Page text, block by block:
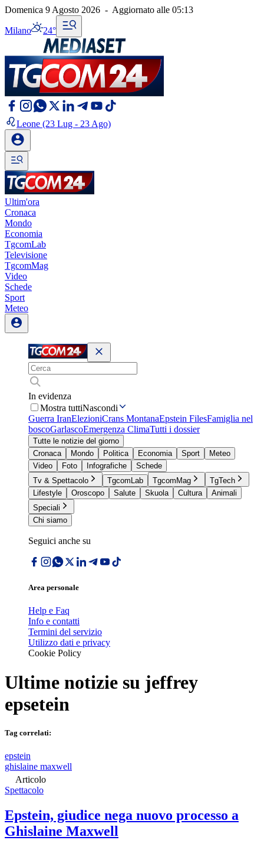
Domenica 9 Agosto 2026 - Aggiornato alle 05:13
Milano 24°
Leone (23 Lug - 23 Ago)
Ultim'ora
Cronaca
Mondo
Economia
TgcomLab
Televisione
TgcomMag
Video
Schede
Sport
Meteo
In evidenza
Mostra tuttiNascondi
Guerra IranElezioniCrans MontanaEpstein FilesFamiglia nel
boscoGarlascoEmergenza ClimaTutti i dossier
Tutte le notizie del giorno
Cronaca
Mondo Politica Economia Sport
Meteo
Video
Foto Infografiche
Schede
Tv & Spettacolo
TgcomLab TgcomMag
TgTech
Lifestyle
Oroscopo Salute Skuola Cultura
Animali
Speciali
Chi siamo
Seguici anche su
Area personale
Help e Faq
Info e contatti
Termini del servizio
Utilizzo dati e privacy
Cookie Policy
Ultime notizie su jeffrey
epsetein
Tag correlati:
epstein
ghislaine maxwell
Articolo
Spettacolo
Epstein, giudice nega nuovo processo a
Ghislaine Maxwell